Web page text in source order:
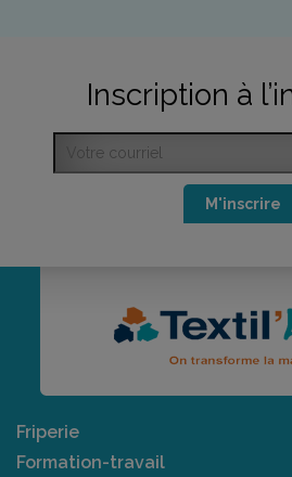
Inscription à
M'inscrire
Friperie
Formation-travail